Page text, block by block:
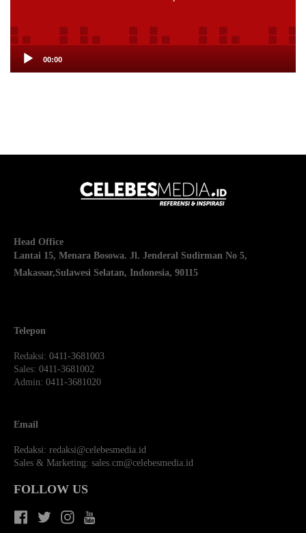
00:00
Head Office
Lantai 15, Menara Bosowa. Jl. Jenderal Sudirman No 5,
Makassar,Sulawesi Selatan, Indonesia, 90115
Telepon
Redaksi: 0411-3681003
Sales: 0411-3681002
Admin: 0411-3681020
Email
Redaksi: redaksi@celebesmedia.id
Sales & Marketing: sales.cm@celebesmedia.id
FOLLOW US